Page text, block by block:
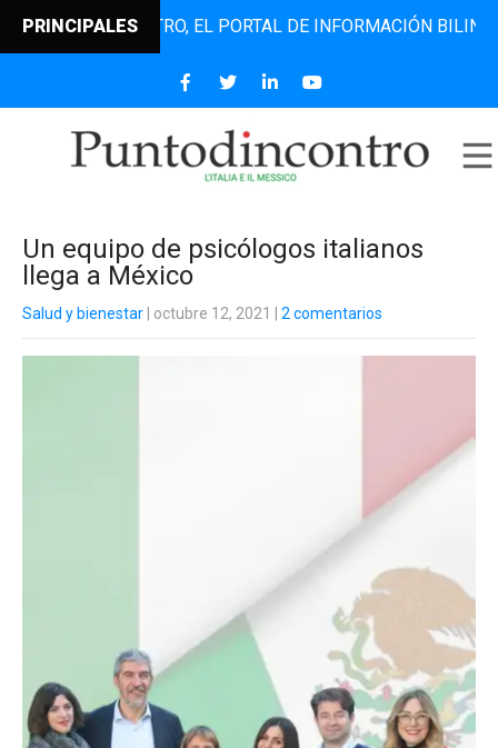
PRINCIPALES EL PORTAL DE INFORMACIÓN BILINGÜE
Un equipo de psicólogos italianos
llega a México
Salud y bienestar | octubre 12, 2021 2 comentarios